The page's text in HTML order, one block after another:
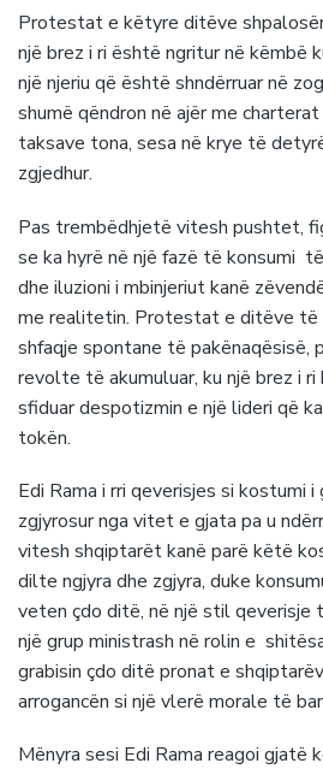
Protestat e këtyre ditëve
një brez i ri është ngritur në këmbë
një njeriu që është shndërruar në
shumë qëndron në ajër me
taksave tona, sesa në krye të
zgjedhur.
Pas trembëdhjetë vitesh pushtet,
se ka hyrë në një fazë të konsumi
dhe iluzioni i mbinjeriut kanë
me realitetin. Protestat e ditëve të
shfaqje spontane të pakënaqësisë,
revolte të akumuluar, ku një brez i
sfiduar despotizmin e një lideri që
tokën.
Edi Rama i rri qeverisjes si kostumi
zgjyrosur nga vitet e gjata pa u
vitesh shqiptarët kanë parë këtë
dilte ngjyra dhe zgjyra, duke
veten çdo ditë, në një stil qeverisje
një grup ministrash në rolin e
grabisin çdo ditë pronat e
arrogancën si një vlerë morale të
Mënyra sesi Edi Rama reagoi